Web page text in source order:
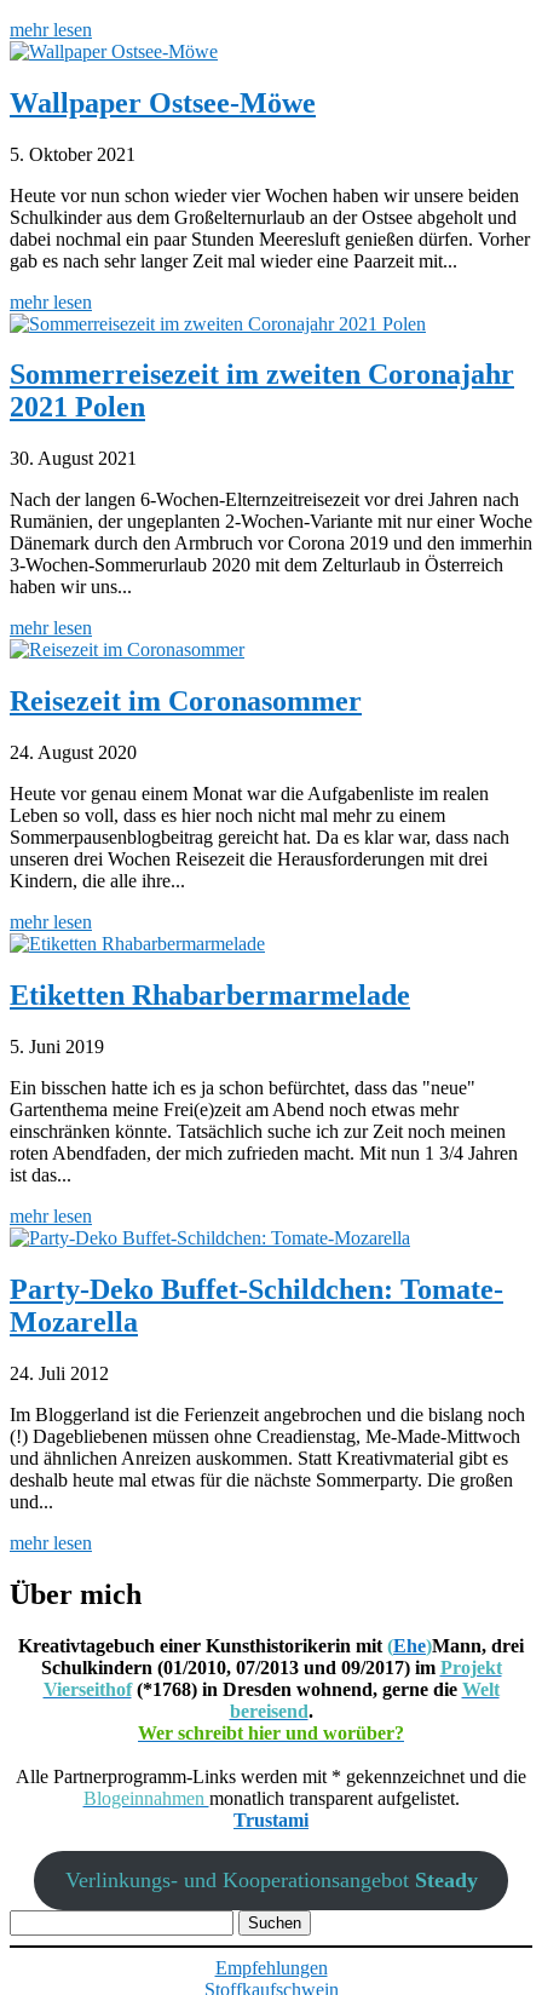
mehr lesen
Wallpaper Ostsee-Möwe
5. Oktober 2021
Heute vor nun schon wieder vier Wochen haben wir unsere beiden
Schulkinder aus dem Großelternurlaub an der Ostsee abgeholt und
dabei nochmal ein paar Stunden Meeresluft genießen dürfen. Vorher
gab es nach sehr langer Zeit mal wieder eine Paarzeit mit...
mehr lesen
Sommerreisezeit im zweiten Coronajahr
2021 Polen
30. August 2021
Nach der langen 6-Wochen-Elternzeitreisezeit vor drei Jahren nach
Rumänien, der ungeplanten 2-Wochen-Variante mit nur einer Woche
Dänemark durch den Armbruch vor Corona 2019 und den immerhin
3-Wochen-Sommerurlaub 2020 mit dem Zelturlaub in Österreich
haben wir uns...
mehr lesen
Reisezeit im Coronasommer
24. August 2020
Heute vor genau einem Monat war die Aufgabenliste im realen
Leben so voll, dass es hier noch nicht mal mehr zu einem
Sommerpausenblogbeitrag gereicht hat. Da es klar war, dass nach
unseren drei Wochen Reisezeit die Herausforderungen mit drei
Kindern, die alle ihre...
mehr lesen
Etiketten Rhabarbermarmelade
5. Juni 2019
Ein bisschen hatte ich es ja schon befürchtet, dass das "neue"
Gartenthema meine Frei(e)zeit am Abend noch etwas mehr
einschränken könnte. Tatsächlich suche ich zur Zeit noch meinen
roten Abendfaden, der mich zufrieden macht. Mit nun 1 3/4 Jahren
ist das...
mehr lesen
Party-Deko Buffet-Schildchen: Tomate-
Mozarella
24. Juli 2012
Im Bloggerland ist die Ferienzeit angebrochen und die bislang noch
(!) Dagebliebenen müssen ohne Creadienstag, Me-Made-Mittwoch
und ähnlichen Anreizen auskommen. Statt Kreativmaterial gibt es
deshalb heute mal etwas für die nächste Sommerparty. Die großen
und...
mehr lesen
Über mich
Kreativtagebuch einer Kunsthistorikerin mit (Ehe)Mann, drei
Schulkindern (01/2010, 07/2013 und 09/2017) im Projekt
Vierseithof(*1768) in Dresden wohnend, gerne die Welt
bereisend.
Wer schreibt hier und worüber?
Alle Partnerprogramm-Links werden mit * gekennzeichnet und die
Blogeinnahmen monatlich transparent aufgelistet.
Trustami
Verlinkungs- und Kooperationsangebot Steady
nach:
Empfehlungen
Stoffkaufschwein